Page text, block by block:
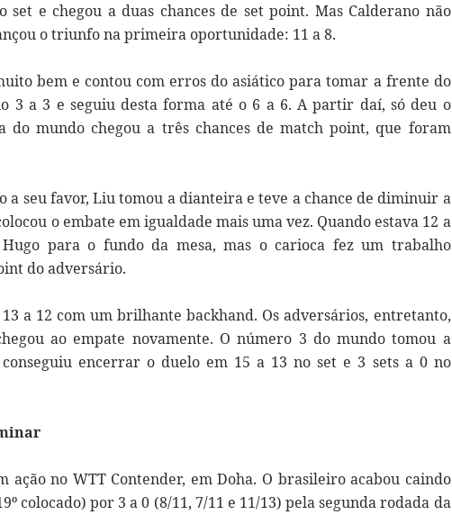
e chegou a duas chances de set point. Mas Calderano não
o triunfo na primeira oportunidade: 11 a 8.
bem e contou com erros do asiático para tomar a frente do
3 a 3 e seguiu desta forma até o 6 a 6. A partir daí, só deu o
mundo chegou a três chances de match point, que foram
a seu favor, Liu tomou a dianteira e teve a chance de diminuir a
o embate em igualdade mais uma vez. Quando estava 12 a
para o fundo da mesa, mas o carioca fez um trabalho
do adversário.
a 12 com um brilhante backhand. Os adversários, entretanto,
ao empate novamente. O número 3 do mundo tomou a
encerrar o duelo em 15 a 13 no set e 3 sets a 0 no
no WTT Contender, em Doha. O brasileiro acabou caindo
colocado) por 3 a 0 (8/11, 7/11 e 11/13) pela segunda rodada da